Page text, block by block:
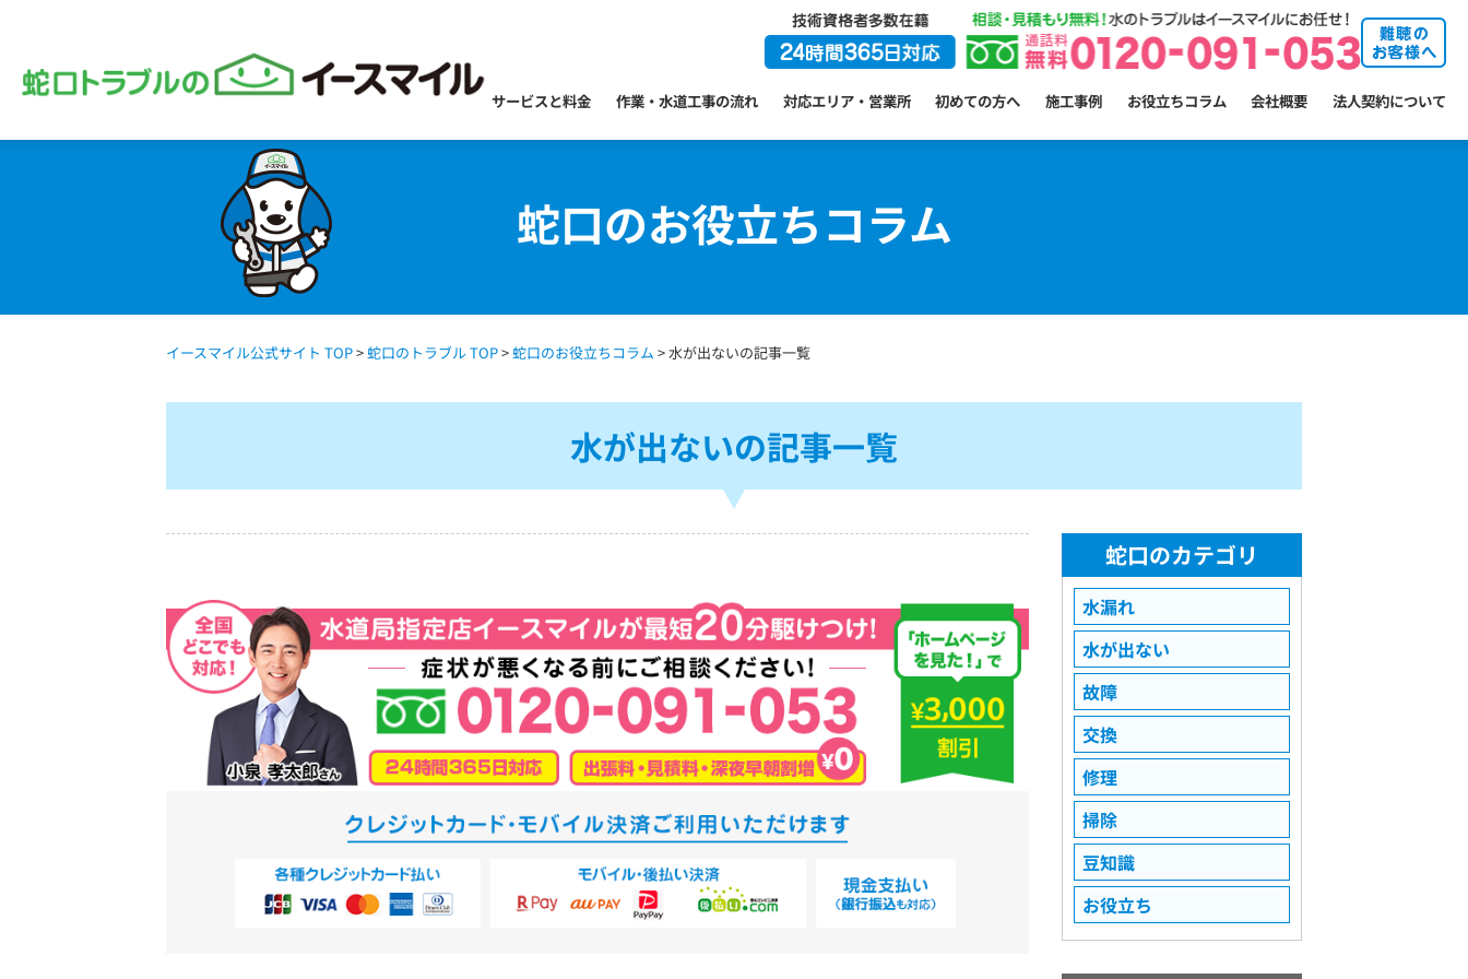
サービスと料金 作業・水道工事の流れ 対応エリア・営業所 初めての方へ 施工事例 お役立ちコラム 会社概要 法人契約について
蛇口のお役立ちコラム
イースマイル公式サイト TOP>蛇口のトラブル TOP>蛇口のお役立ちコラム > 水が出ないの記事一覧
水が出ないの記事一覧
蛇口のカテゴリ
水漏れ
水が出ない
故障
交換
修理
掃除
豆知識
お役立ち